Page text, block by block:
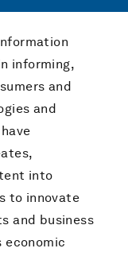
informing,
and
and
into
to innovate
and business
economic